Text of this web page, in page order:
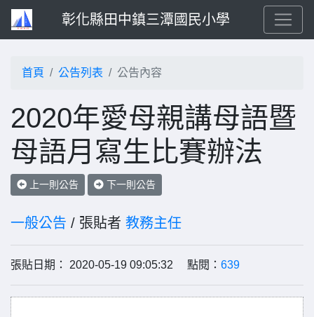
彰化縣田中鎮三潭國民小學
首頁 公告列表 公告內容
2020年愛母親講母語暨
母語月寫生比賽辦法
上一則公告 下一則公告
一般公告 / 張貼者 教務主任
張貼日期： 2020-05-19 09:05:32 點閱： 639